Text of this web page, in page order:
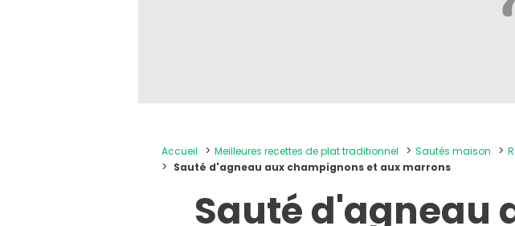
Accueil Meilleures recettes de plat traditionnel Sautés maison
Sauté d'agneau aux champignons et aux marrons
Sauté d'agneau